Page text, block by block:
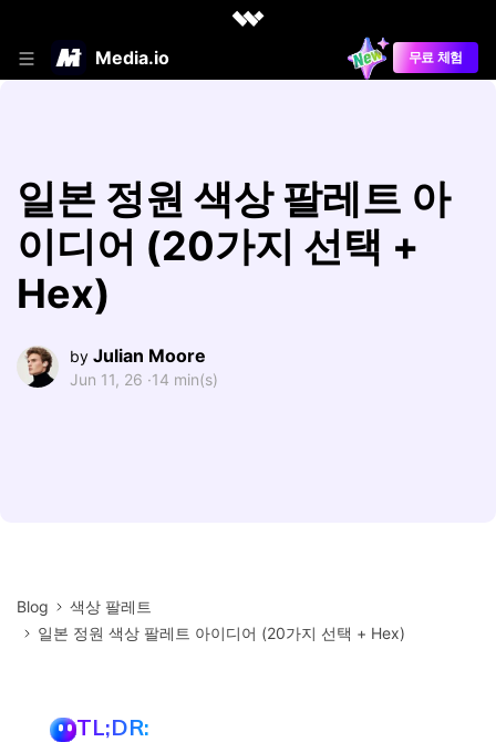
Media.io 무료 체험
일본 정원 색상 팔레트 아
이디어 (20가지 선택 +
Hex)
by Julian Moore
Jun 11, 26 ·14 min(s)
Blog
색상 팔레트
일본 정원 색상 팔레트 아이디어 (20가지 선택 + Hex)
TL;DR: